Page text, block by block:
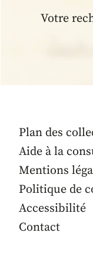
Votre
Plan des
Aide à la
Mentions
Politique de
Accessibilité
Contact